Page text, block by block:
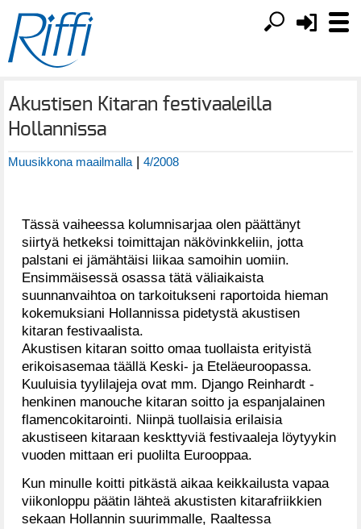
Akustisen Kitaran festivaaleilla
Hollannissa
Muusikkona maailmalla| 4/2008
Tässä vaiheessa kolumnisarjaa olen päättänyt
siirtyä hetkeksi toimittajan näkövinkkeliin, jotta
palstani ei jämähtäisi liikaa samoihin uomiin.
Ensimmäisessä osassa tätä väliaikaista
suunnanvaihtoa on tarkoitukseni raportoida hieman
kokemuksiani Hollannissa pidetystä akustisen
kitaran festivaalista.
Akustisen kitaran soitto omaa tuollaista erityistä
erikoisasemaa täällä Keski- ja Eteläeuroopassa.
Kuuluisia tyylilajeja ovat mm. Django Reinhardt -
henkinen manouche kitaran soitto ja espanjalainen
flamencokitarointi. Niinpä tuollaisia erilaisia
akustiseen kitaraan keskttyviä festivaaleja löytyykin
vuoden mittaan eri puolilta Eurooppaa.
Kun minulle koitti pitkästä aikaa keikkailusta vapaa
viikonloppu päätin lähteä akustisten kitarafriikkien
sekaan Hollannin suurimmalle, Raaltessa